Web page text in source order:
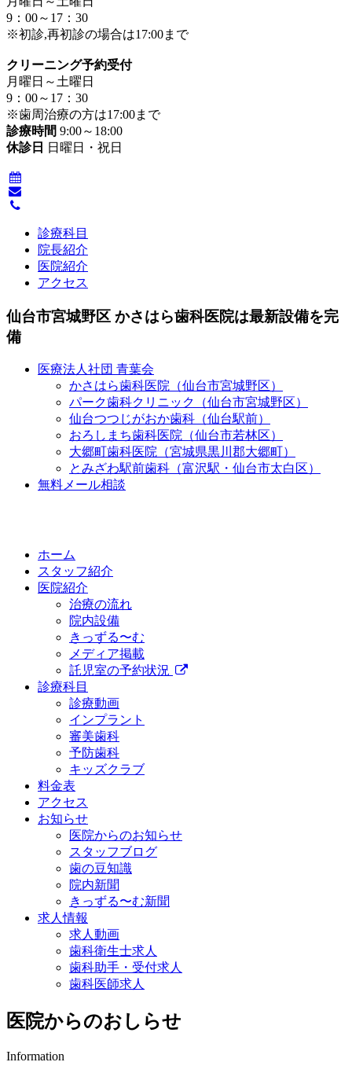
9：00～17：30
※初診,再初診の場合は17:00まで
クリーニング予約受付
月曜日～土曜日
9：00～17：30
※歯周治療の方は17:00まで
診療時間 9:00～18:00
休診日
日曜日・祝日
診療科目
院長紹介
医院紹介
アクセス
仙台市宮城野区 かさはら歯科医院は最新設備を完
備
医療法人社団 青葉会
かさはら歯科医院（仙台市宮城野区）
パーク歯科クリニック（仙台市宮城野区）
仙台つつじがおか歯科（仙台駅前）
おろしまち歯科医院（仙台市若林区）
大郷町歯科医院（宮城県黒川郡大郷町）
とみざわ駅前歯科（富沢駅・仙台市太白区）
無料メール相談
ホーム
スタッフ紹介
医院紹介
治療の流れ
院内設備
きっずる〜む
メディア掲載
託児室の予約状況
診療科目
診療動画
インプラント
審美歯科
予防歯科
キッズクラブ
料金表
アクセス
お知らせ
医院からのお知らせ
スタッフブログ
歯の豆知識
院内新聞
きっずる〜む新聞
求人情報
求人動画
歯科衛生士求人
歯科助手・受付求人
歯科医師求人
医院からのおしらせ
Information